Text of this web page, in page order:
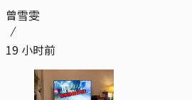
曾雪雯
19 小时前